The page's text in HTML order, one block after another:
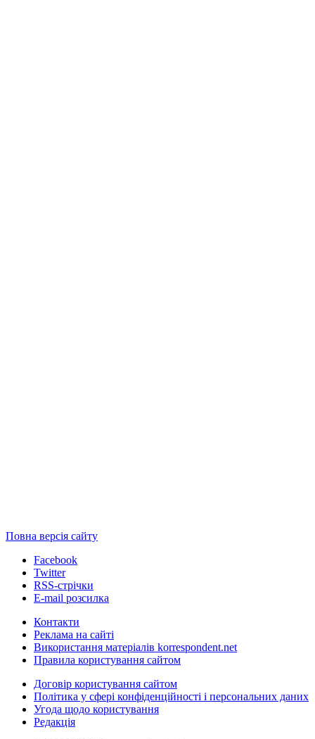
Повна версія сайту
Facebook
Twitter
RSS-стрічки
E-mail розсилка
Контакти
Реклама на сайті
Використання матеріалів korrespondent.net
Правила користування сайтом
Договір користування сайтом
Політика у сфері конфіденційності і персональних даних
Угода щодо користування
Редакція